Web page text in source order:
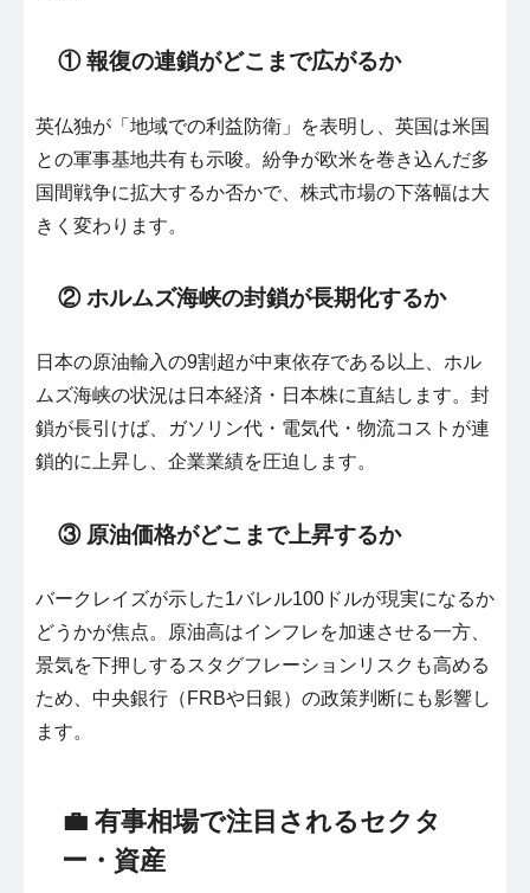
① 報復の連鎖がどこまで広がるか
英仏独が「地域での利益防衛」を表明し、英国は米国
との軍事基地共有も示唆。紛争が欧米を巻き込んだ多
国間戦争に拡大するか否かで、株式市場の下落幅は大
きく変わります。
② ホルムズ海峡の封鎖が長期化するか
日本の原油輸入の9割超が中東依存である以上、ホル
ムズ海峡の状況は日本経済・日本株に直結します。封
鎖が長引けば、ガソリン代・電気代・物流コストが連
鎖的に上昇し、企業業績を圧迫します。
③ 原油価格がどこまで上昇するか
バークレイズが示した1バレル100ドルが現実になるか
どうかが焦点。原油高はインフレを加速させる一方、
景気を下押しするスタグフレーションリスクも高める
ため、中央銀行（FRBや日銀）の政策判断にも影響し
ます。
💼 有事相場で注目されるセクタ
ー・資産